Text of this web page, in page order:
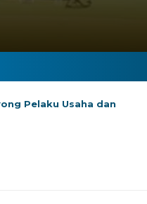
Pelaku Usaha dan